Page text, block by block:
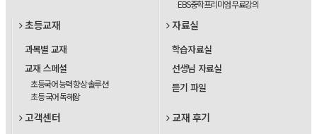
EBS중학프리미엄 무료강의
초등교재
과목별 교재
교재 스페셜
초등국어 능력 향상 솔루션
초등 국어 독해왕
자료실
학습자료실
선생님 자료실
듣기 파일
고객센터 교재 후기